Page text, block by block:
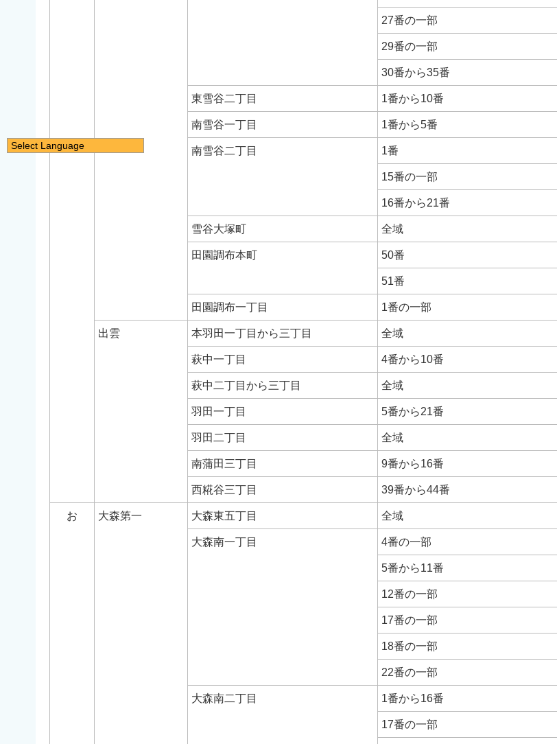
27番の一部
29番の一部
30番から35番
東雪谷二丁目 1番から10番
南雪谷一丁目 1番から5番
南雪谷二丁目 1番
15番の一部
16番から21番
雪谷大塚町 全域
田園調布本町 50番
51番
田園調布一丁目 1番の一部
出雲 本羽田一丁目から三丁目 全域
萩中一丁目 4番から10番
萩中二丁目から三丁目 全域
羽田一丁目 5番から21番
羽田二丁目 全域
南蒲田三丁目 9番から16番
西糀谷三丁目 39番から44番
お 大森第一 大森東五丁目 全域
大森南一丁目 4番の一部
5番から11番
12番の一部
17番の一部
18番の一部
22番の一部
大森南二丁目 1番から16番
17番の一部
Select Language